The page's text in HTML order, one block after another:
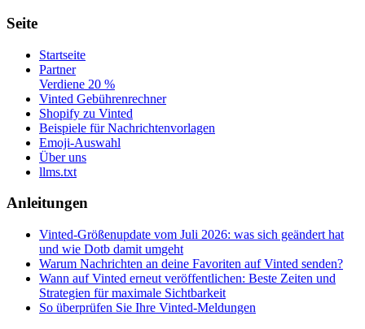
Seite
Startseite
Partner
Verdiene 20 %
Vinted Gebührenrechner
Shopify zu Vinted
Beispiele für Nachrichtenvorlagen
Emoji-Auswahl
Über uns
llms.txt
Anleitungen
Vinted-Größenupdate vom Juli 2026: was sich geändert hat
und wie Dotb damit umgeht
Warum Nachrichten an deine Favoriten auf Vinted senden?
Wann auf Vinted erneut veröffentlichen: Beste Zeiten und
Strategien für maximale Sichtbarkeit
So überprüfen Sie Ihre Vinted-Meldungen